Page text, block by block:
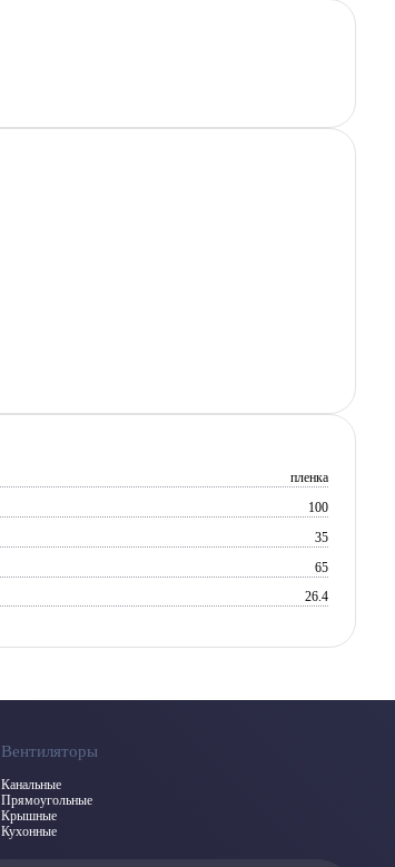
пленка
100
35
65
26.4
Вентиляторы
Канальные
Прямоугольные
Крышные
Кухонные